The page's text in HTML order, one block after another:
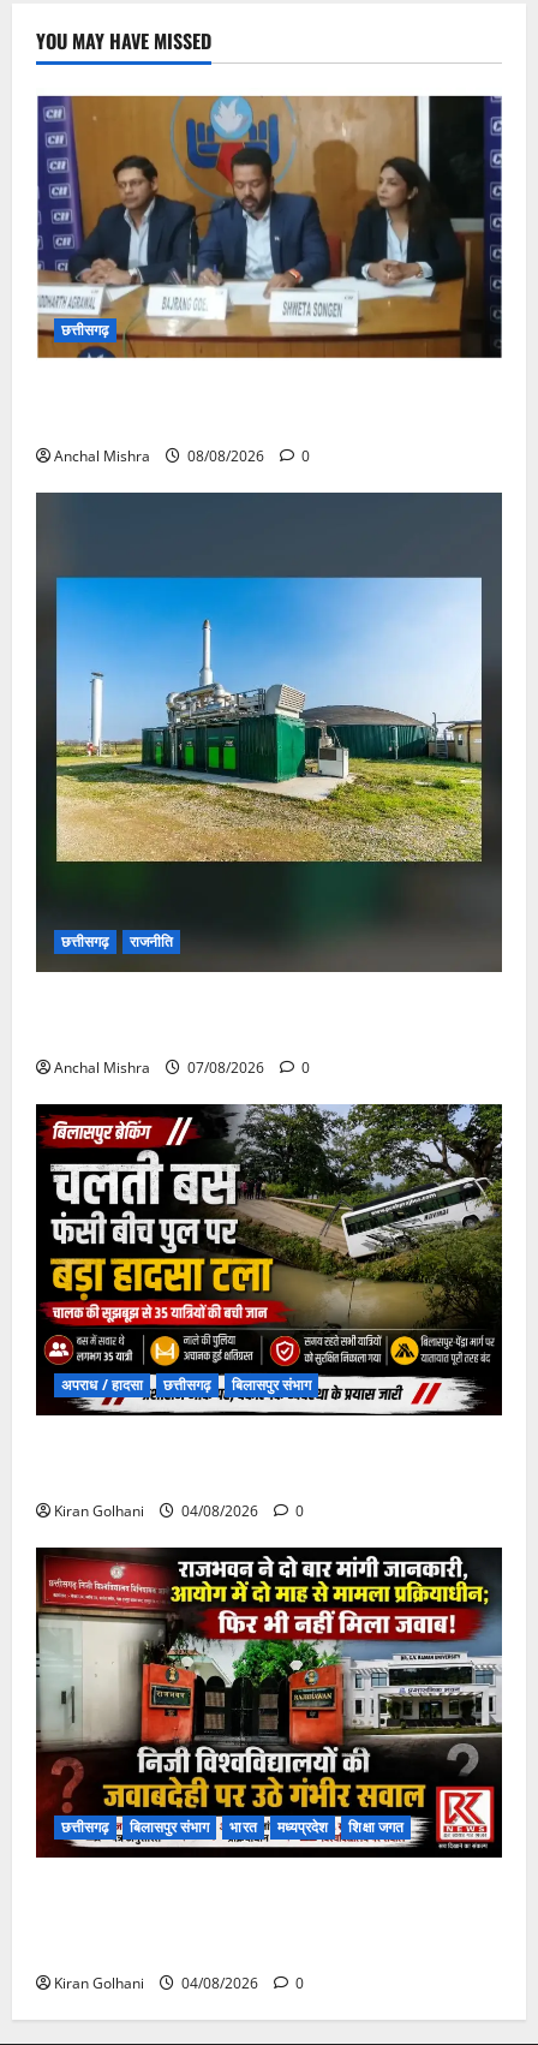
YOU MAY HAVE MISSED
छत्तीसगढ़
Anchal Mishra 08/08/2026 0
छत्तीसगढ़ राजनीति
Anchal Mishra 07/08/2026 0
अपराध / हादसा छत्तीसगढ़ बिलासपुर संभाग
Kiran Golhani 04/08/2026 0
छत्तीसगढ़ बिलासपुर संभाग भारत मध्यप्रदेश शिक्षा जगत
Kiran Golhani 04/08/2026 0